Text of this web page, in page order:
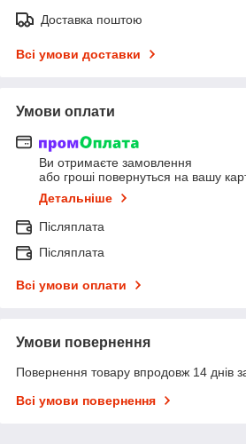
Доставка поштою
Всі умови доставки
Умови оплати
Ви отримаєте замовлення
або гроші повернуться на вашу
Детальніше
Післяплата
Післяплата
Всі умови оплати
Умови повернення
Повернення товару впродовж 14 днів
Всі умови повернення